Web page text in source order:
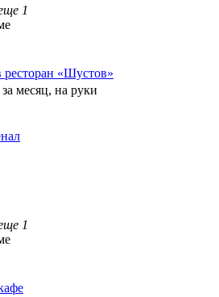
1
ресторан «Шустов»
за месяц, на руки
1